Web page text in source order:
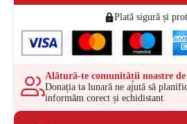
Plată sigură și
Alătură-te comunității noastre
Donația ta lunară ne ajută să
informăm corect și echidistant